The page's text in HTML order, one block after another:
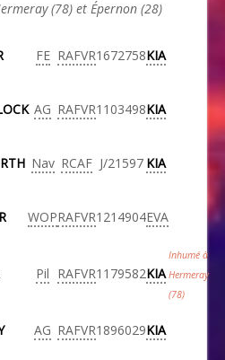
(78) et Épernon (28)
FE RAFVR1672758KIA
AG RAFVR1103498KIA
Nav RCAF J/21597 KIA
WOPRAFVR1214904EVA
Pil RAFVR1179582KIA
Inhumé à
Hermeray
(78)
AG RAFVR1896029KIA